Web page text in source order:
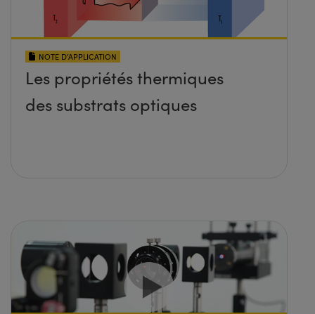
NOTE D’APPLICATION
Les propriétés thermiques
des substrats optiques